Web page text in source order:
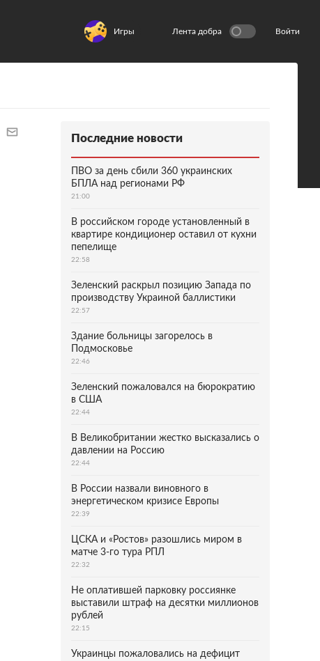
Игры Лента добра Войти
Последние новости
ПВО за день сбили 360 украинских
БПЛА над регионами РФ
21:00
В российском городе установленный в
квартире кондиционер оставил от кухни
пепелище
22:58
Зеленский раскрыл позицию Запада по
производству Украиной баллистики
22:57
Здание больницы загорелось в
Подмосковье
22:46
Зеленский пожаловался на бюрократию
в США
22:44
В Великобритании жестко высказались о
давлении на Россию
22:44
В России назвали виновного в
энергетическом кризисе Европы
22:39
ЦСКА и «Ростов» разошлись миром в
матче 3-го тура РПЛ
22:32
Не оплатившей парковку россиянке
выставили штраф на десятки миллионов
рублей
22:15
Украинцы пожаловались на дефицит